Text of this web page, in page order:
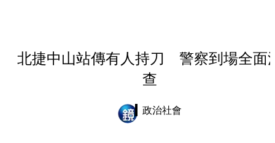
北捷中山站傳有人持刀 警察到場全面
查
政治社會